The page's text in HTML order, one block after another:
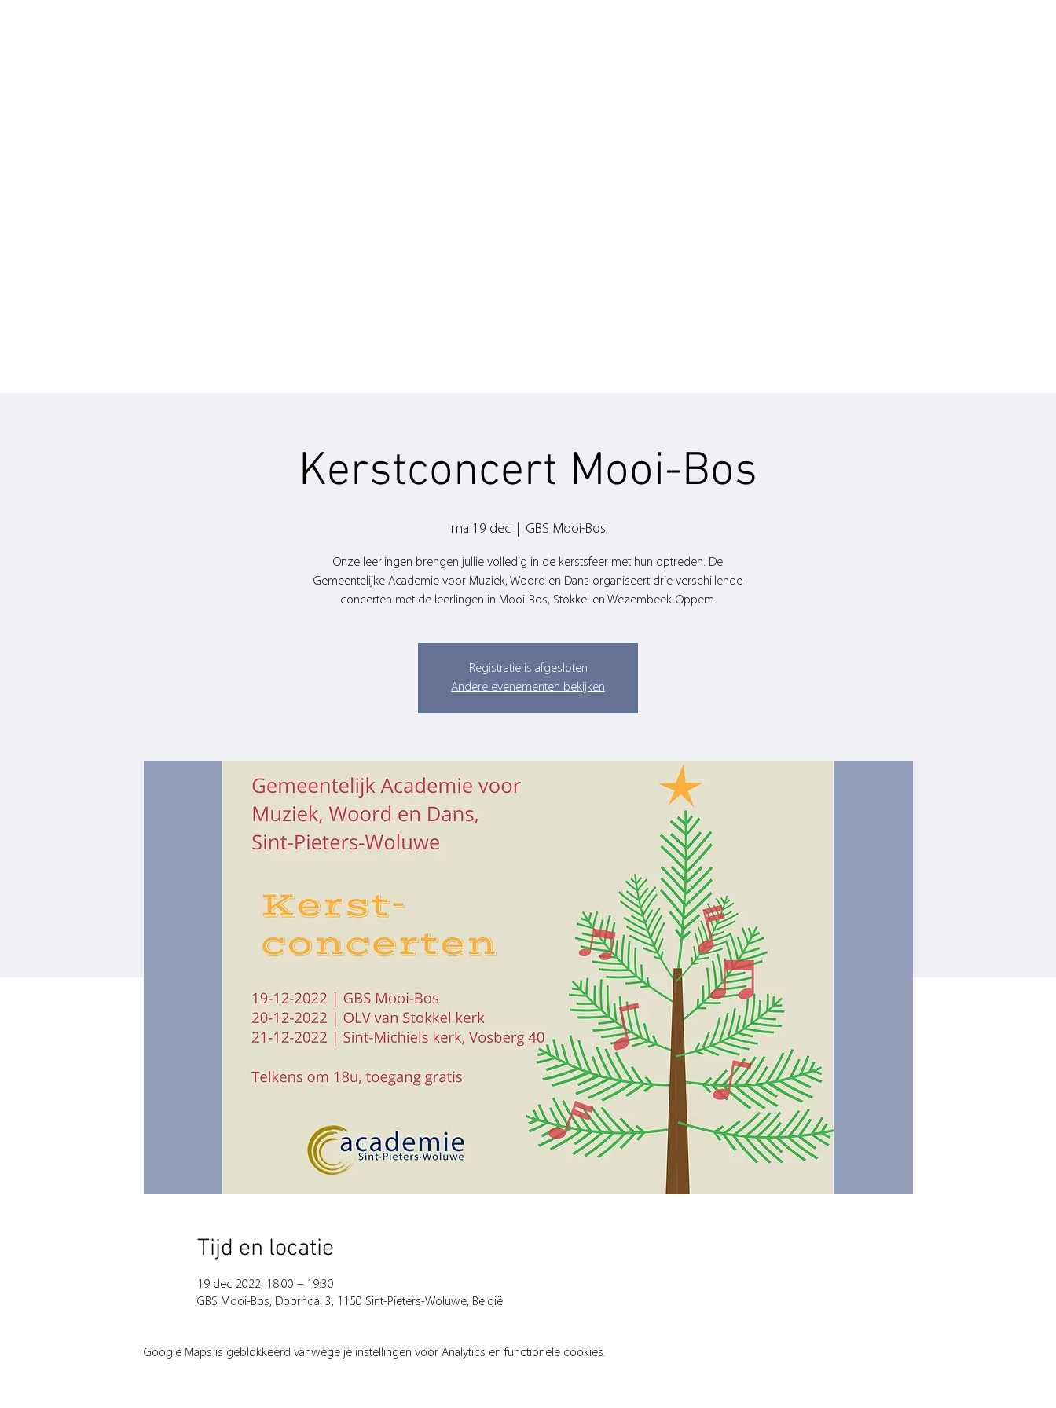
Kerstconcert Mooi-Bos
ma 19 dec
  |
GBS Mooi-Bos
Onze leerlingen brengen jullie volledig in de kerstsfeer met hun optreden. De
Gemeentelijke Academie voor Muziek, Woord en Dans organiseert drie verschillende
concerten met de leerlingen in Mooi-Bos, Stokkel en Wezembeek-Oppem.
Registratie is afgesloten
Andere evenementen bekijken
Tijd en locatie
19 dec 2022, 18:00 – 19:30
GBS Mooi-Bos, Doorndal 3, 1150 Sint-Pieters-Woluwe, België
Google Maps is geblokkeerd vanwege je instellingen voor Analytics en functionele cookies.